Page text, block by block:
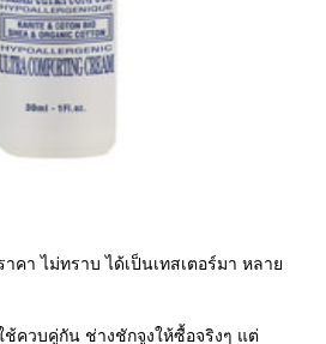
าคา ไม่ทราบ ได้เป็นเทสเตอร์มา หลาย
ช้ควบคู่กัน ช่างชักจูงให้ซื้อจริงๆ แต่